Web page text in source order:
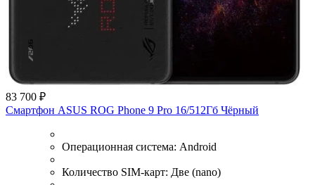
83 700 ₽
Смартфон ASUS ROG Phone 9 Pro 16/512Гб Чёрный
Операционная система: Android
Количество SIM-карт: Две (nano)